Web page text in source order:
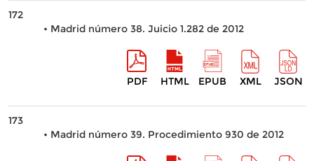
172
• Madrid número 38. Juicio 1.282 de 2012
PDF HTML EPUB XML JSON
173
• Madrid número 39. Procedimiento 930 de 2012